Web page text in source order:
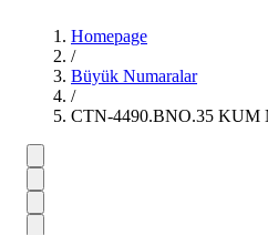
Homepage
/
Büyük Numaralar
/
CTN-4490.BNO.35